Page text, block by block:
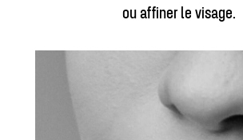
ou affiner le visage.